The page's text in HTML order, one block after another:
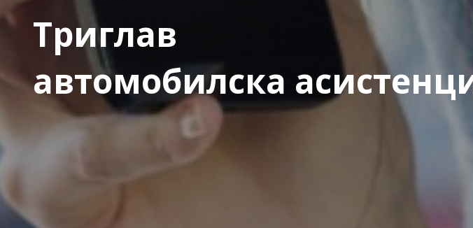
Триглав
автомобилска